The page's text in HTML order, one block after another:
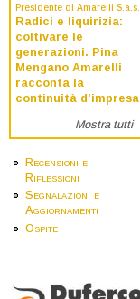
Presidente di Amarelli S.a.s.
Radici e liquirizia:
coltivare le
generazioni. Pina
Mengano Amarelli
racconta la
continuità d’impresa
Mostra tutti
Recensioni e
Riflessioni
Segnalazioni e
Aggiornamenti
Ospite